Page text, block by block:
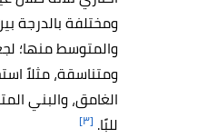
ومختلفة بالدرجة
والمتوسط منها؛
ومتناسقة، مثلاً
الغامق، والبني
للبًا. [٣]